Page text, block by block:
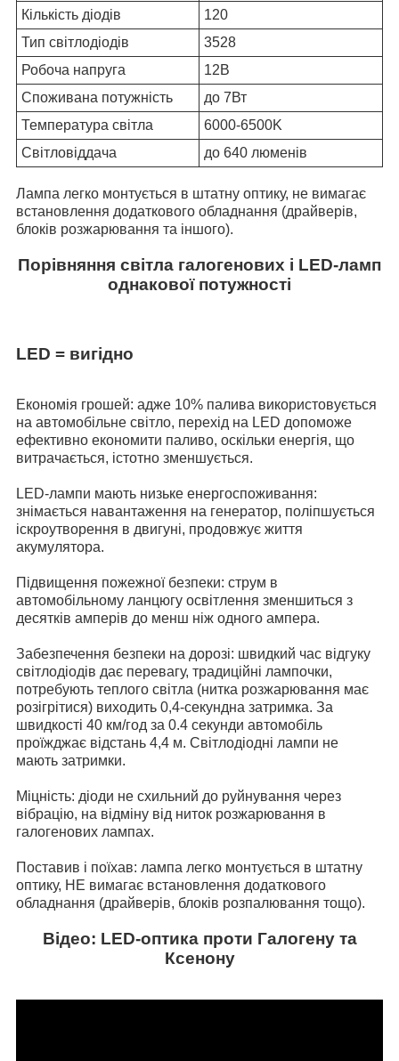
Кількість діодів
120
Тип світлодіодів
3528
Робоча напруга
12В
Споживана потужність
до 7Вт
Температура світла
6000-6500K
Світловіддача
до 640 люменів
Лампа легко монтується в штатну оптику, не вимагає
встановлення додаткового обладнання (драйверів,
блоків розжарювання та іншого).
Порівняння світла галогенових і LED-ламп
однакової потужності
LED = вигідно
Економія грошей: адже 10% палива використовується
на автомобільне світло, перехід на LED допоможе
ефективно економити паливо, оскільки енергія, що
витрачається, істотно зменшується.
LED-лампи мають низьке енергоспоживання:
знімається навантаження на генератор, поліпшується
іскроутворення в двигуні, продовжує життя
акумулятора.
Підвищення пожежної безпеки: струм в
автомобільному ланцюгу освітлення зменшиться з
десятків амперів до менш ніж одного ампера.
Забезпечення безпеки на дорозі: швидкий час відгуку
світлодіодів дає перевагу, традиційні лампочки,
потребують теплого світла (нитка розжарювання має
розігрітися) виходить 0,4-секундна затримка. За
швидкості 40 км/год за 0.4 секунди автомобіль
проїжджає відстань 4,4 м. Світлодіодні лампи не
мають затримки.
Міцність: діоди не схильний до руйнування через
вібрацію, на відміну від ниток розжарювання в
галогенових лампах.
Поставив і поїхав: лампа легко монтується в штатну
оптику, НЕ вимагає встановлення додаткового
обладнання (драйверів, блоків розпалювання тощо).
Відео: LED-оптика проти Галогену та
Ксенону